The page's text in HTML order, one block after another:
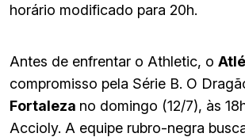
horário modificado para 20h.
Antes de enfrentar o Athletic, o
compromisso pela Série B. O
Fortaleza no domingo (12/7), às
Accioly. A equipe rubro-negra